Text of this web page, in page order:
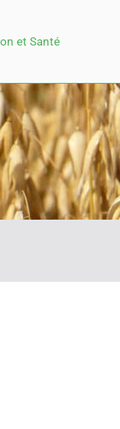
et Santé